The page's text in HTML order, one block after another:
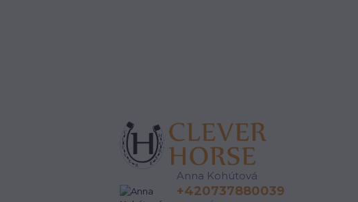
Anna Kohútová
+420737880039